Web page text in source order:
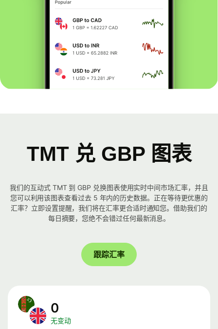
TMT 兑 GBP 图表
我们的互动式 TMT 到 GBP 兑换图表使用实时中间市场汇率，并且
您可以利用该图表查看过去 5 年内的历史数据。正在等待更优惠的
汇率？立即设置提醒，我们将在汇率更合适时通知您。借助我们的
每日摘要，您绝不会错过任何最新消息。
跟踪汇率
0
无变动